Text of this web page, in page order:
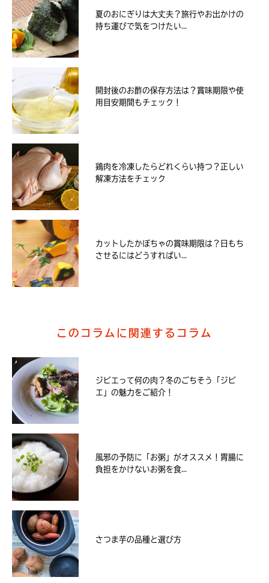
夏のおにぎりは大丈夫？旅行やお出かけの
持ち運びで気をつけたい...
開封後のお酢の保存方法は？賞味期限や使
用目安期間もチェック！
鶏肉を冷凍したらどれくらい持つ？正しい
解凍方法をチェック
カットしたかぼちゃの賞味期限は？日もち
させるにはどうすればい...
このコラムに関連するコラム
ジビエって何の肉？冬のごちそう「ジビ
エ」の魅力をご紹介！
風邪の予防に「お粥」がオススメ！胃腸に
負担をかけないお粥を食...
さつま芋の品種と選び方